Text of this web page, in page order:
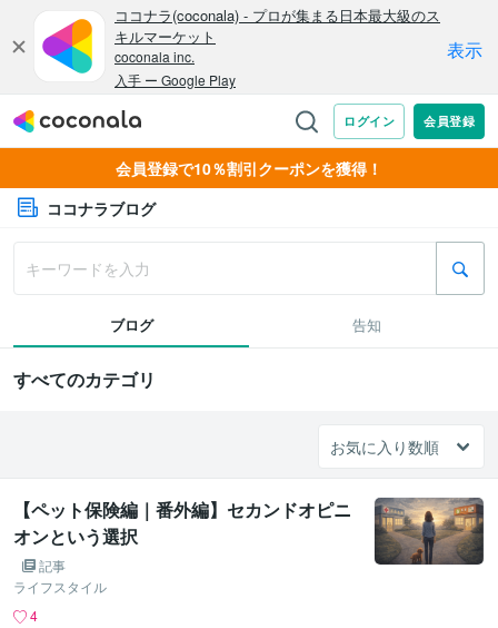
会員登録で10％割引クーポンを獲得！
ココナラブログ
ブログ 告知
すべてのカテゴリ
【ペット保険編｜番外編】セカンドオピニ
オンという選択
記事
ライフスタイル
4